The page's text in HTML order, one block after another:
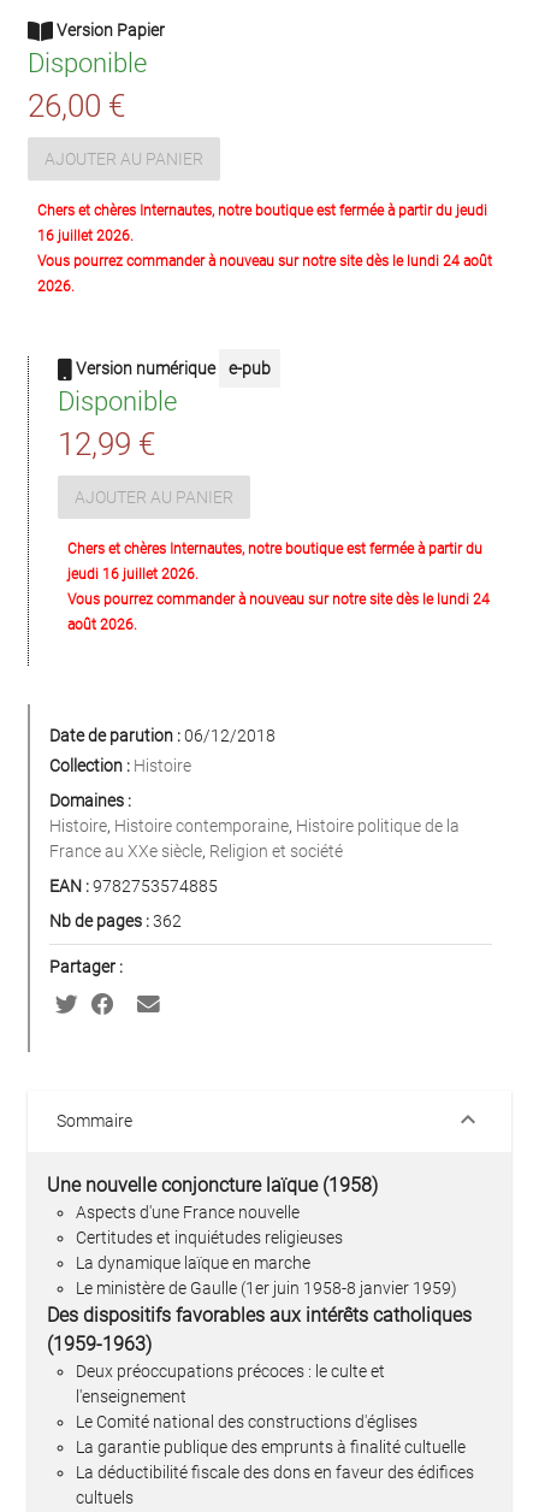
Version Papier
Disponible
26,00 €
AJOUTER AU PANIER
Chers et chères Internautes, notre boutique est fermée à partir du jeudi
16 juillet 2026.
Vous pourrez commander à nouveau sur notre site dès le lundi 24 août
2026.
Version numérique e-pub
Disponible
12,99 €
AJOUTER AU PANIER
Chers et chères Internautes, notre boutique est fermée à partir du
jeudi 16 juillet 2026.
Vous pourrez commander à nouveau sur notre site dès le lundi 24
août 2026.
Date de parution :06/12/2018
Collection : Histoire
Domaines :
Histoire, Histoire contemporaine, Histoire politique de la
France au XXe siècle, Religion et société
EAN :9782753574885
Nb de pages :362
Partager :
Sommaire keyboard_arrow_down
Une nouvelle conjoncture laïque (1958)
Aspects d'une France nouvelle
Certitudes et inquiétudes religieuses
La dynamique laïque en marche
Le ministère de Gaulle (1er juin 1958-8 janvier 1959)
Des dispositifs favorables aux intérêts catholiques
(1959-1963)
Deux préoccupations précoces : le culte et
l'enseignement
Le Comité national des constructions d'églises
La garantie publique des emprunts à finalité cultuelle
La déductibilité fiscale des dons en faveur des édifices
cultuels